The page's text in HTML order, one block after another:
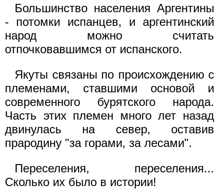
Большинство населения Аргентины
- потомки испанцев, и аргентинский
народ можно считать
отпочковавшимся от испанского.
Якуты связаны по происхождению с
племенами, ставшими основой и
современного бурятского народа.
Часть этих племен много лет назад
двинулась на север, оставив
прародину "за горами, за лесами".
Переселения, переселения...
Сколько их было в истории!